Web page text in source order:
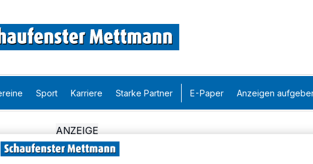
Sport Karriere Starke Partner E-Paper Anzeigen